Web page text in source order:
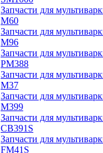
Запчасти для
M60
Запчасти для
M96
Запчасти для
PM388
Запчасти для
M37
Запчасти для
M399
Запчасти для
CB391S
Запчасти для
FM41S